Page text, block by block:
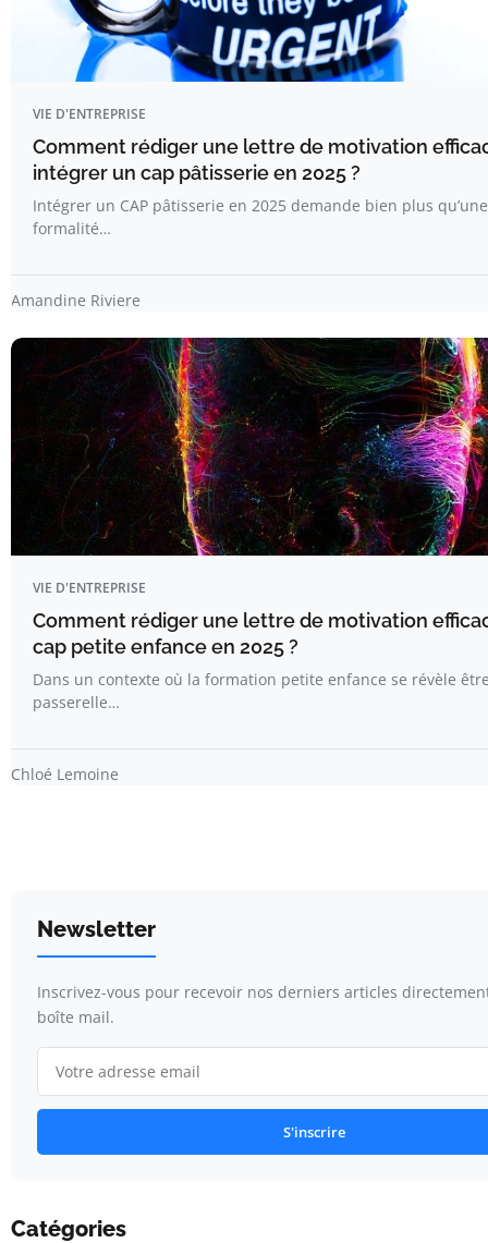
VIE D'ENTREPRISE
Comment rédiger une lettre de motivation
intégrer un cap pâtisserie en 2025 ?
Intégrer un CAP pâtisserie en 2025 demande bien plus
formalité…
Amandine Riviere
VIE D'ENTREPRISE
Comment rédiger une lettre de motivation
cap petite enfance en 2025 ?
Dans un contexte où la formation petite enfance se révèle
passerelle…
Chloé Lemoine
Newsletter
Inscrivez-vous pour recevoir nos derniers articles
boîte mail.
S'inscrire
Catégories